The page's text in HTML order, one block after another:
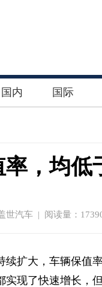
国内 国际
，均低
世汽车 | 阅读量：
续扩大，车辆保值
现了快速增长，